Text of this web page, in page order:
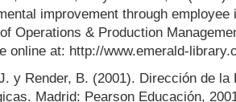
improvement through employee
Operations & Production
online at: http://www.emerald-
y Render, B. (2001). Dirección de
Madrid: Pearson Educación,